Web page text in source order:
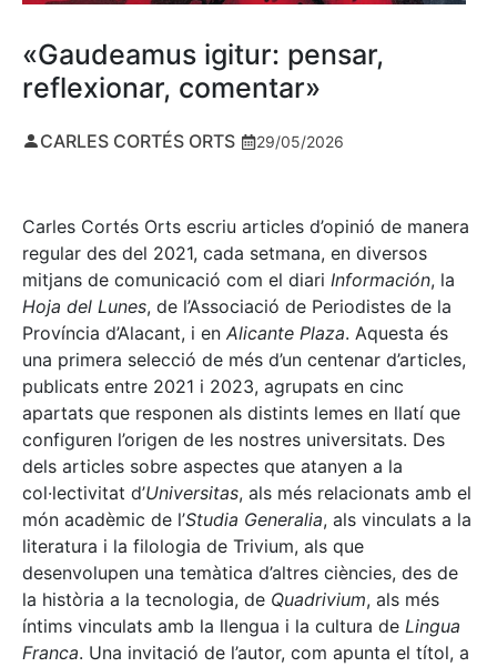
«Gaudeamus igitur: pensar,
reflexionar, comentar»
CARLES CORTÉS ORTS 29/05/2026
Carles Cortés Orts escriu articles d’opinió de manera
regular des del 2021, cada setmana, en diversos
mitjans de comunicació com el diari Información, la
Hoja del Lunes, de l’Associació de Periodistes de la
Província d’Alacant, i en Alicante Plaza. Aquesta és
una primera selecció de més d’un centenar d’articles,
publicats entre 2021 i 2023, agrupats en cinc
apartats que responen als distints lemes en llatí que
configuren l’origen de les nostres universitats. Des
dels articles sobre aspectes que atanyen a la
col·lectivitat d’Universitas, als més relacionats amb el
món acadèmic de l’Studia Generalia, als vinculats a la
literatura i la filologia de Trivium, als que
desenvolupen una temàtica d’altres ciències, des de
la història a la tecnologia, de Quadrivium, als més
íntims vinculats amb la llengua i la cultura de Lingua
Franca. Una invitació de l’autor, com apunta el títol, a